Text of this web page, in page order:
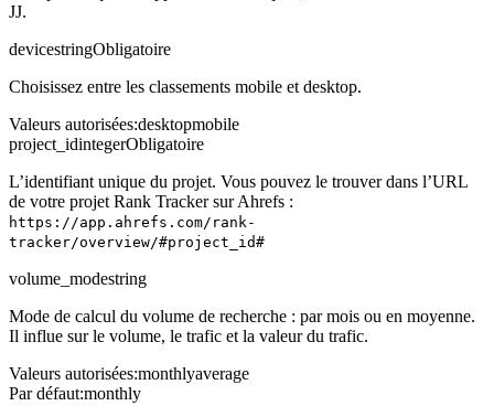
JJ.
devicestringObligatoire
Choisissez entre les classements mobile et desktop.
Valeurs autorisées:desktopmobile
project_idintegerObligatoire
L’identifiant unique du projet. Vous pouvez le trouver dans l’URL
de votre projet Rank Tracker sur Ahrefs :
https://app.ahrefs.com/rank-
tracker/overview/#project_id#
volume_modestring
Mode de calcul du volume de recherche : par mois ou en moyenne.
Il influe sur le volume, le trafic et la valeur du trafic.
Valeurs autorisées:monthlyaverage
Par défaut:monthly